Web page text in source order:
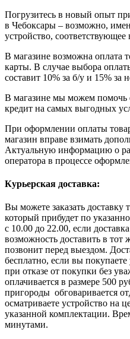
Погрузитесь в новый опыт
в Чебоксары – возможно,
устройство,
В магазине возможна
карты. В случае выбора
составит 10% за б/у и 15% за
В магазине мы можем помочь
кредит на самых выгодных
При оформлении оплаты
магазин вправе взимать
Актуальную информацию о
оператора в процессе
Курьерская доставка:
Вы можете заказать доставку
который прибудет по
с 10.00 до 22.00, если
возможность доставить в тот
позвонит перед выездом.
бесплатно, если вы
при отказе от покупки без
оплачивается в размере 500
пригороды обговаривается
осматриваете устройство на
указанной комплектации.
минутами.